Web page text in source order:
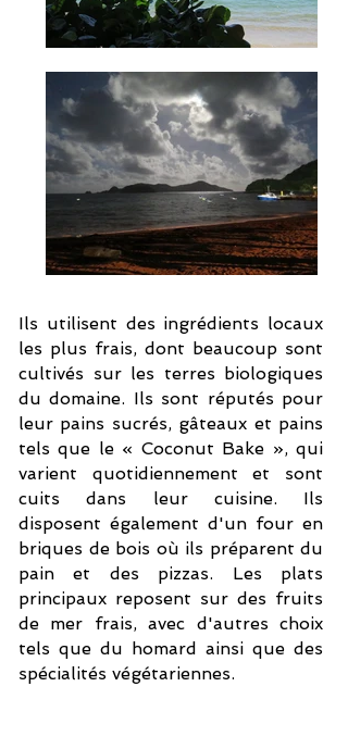
Ils utilisent des ingrédients locaux
les plus frais, dont beaucoup sont
cultivés sur les terres biologiques
du domaine. Ils sont réputés pour
leur pains sucrés, gâteaux et pains
tels que le « Coconut Bake », qui
varient quotidiennement et sont
cuits dans leur cuisine. Ils
disposent également d'un four en
briques de bois où ils préparent du
pain et des pizzas. Les plats
principaux reposent sur des fruits
de mer frais, avec d'autres choix
tels que du homard ainsi que des
spécialités végétariennes.